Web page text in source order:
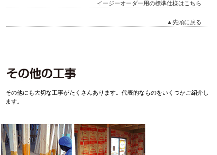
イージーオーダー用の標準仕様はこちら
▲先頭に戻る
その他にも大切な工事がたくさんあります。代表的なものをいくつかご紹介し
ます。